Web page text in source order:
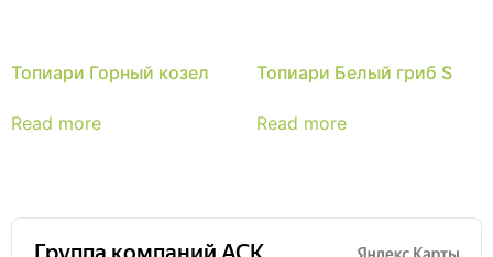
Топиари Горный козел
Read more
Топиари Белый гриб S
Read more